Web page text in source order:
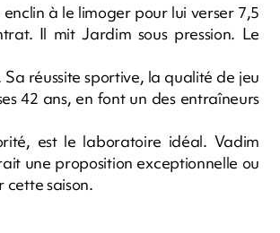
à le limoger pour lui verser 7,5
Il mit Jardim sous pression. Le
réussite sportive, la qualité de jeu
42 ans, en font un des entraîneurs
est le laboratoire idéal. Vadim
une proposition exceptionnelle ou
cette saison.